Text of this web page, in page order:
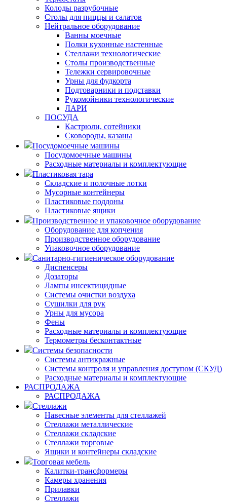
Колоды разрубочные
Столы для пиццы и салатов
Нейтральное оборудование
Ванны моечные
Полки кухонные настенные
Стеллажи технологические
Столы производственные
Тележки сервировочные
Урны для фудкорта
Подтоварники и подставки
Рукомойники технологические
ЛАРИ
ПОСУДА
Кастрюли, сотейники
Сковороды, казаны
Посудомоечные машины
Посудомоечные машины
Расходные материалы и комплектующие
Пластиковая тара
Складские и полочные лотки
Мусорные контейнеры
Пластиковые поддоны
Пластиковые ящики
Производственное и упаковочное оборудование
Оборудование для копчения
Производственное оборудование
Упаковочное оборудование
Санитарно-гигиеническое оборудование
Диспенсеры
Дозаторы
Лампы инсектицидные
Системы очистки воздуха
Сушилки для рук
Урны для мусора
Фены
Расходные материалы и комплектующие
Термометры бесконтактные
Системы безопасности
Системы антикражные
Системы контроля и управления доступом (СКУД)
Расходные материалы и комплектующие
РАСПРОДАЖА
РАСПРОДАЖА
Стеллажи
Навесные элементы для стеллажей
Стеллажи металлические
Стеллажи складские
Стеллажи торговые
Ящики и контейнеры складские
Торговая мебель
Калитки-трансформеры
Камеры хранения
Прилавки
Стеллажи